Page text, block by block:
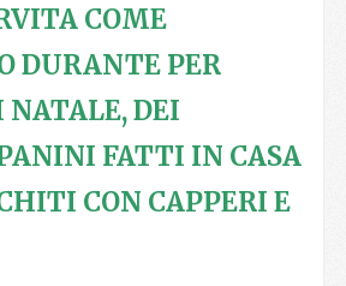
COME
DURANTE PER
NATALE, DEI
FATTI IN CASA
CON CAPPERI E